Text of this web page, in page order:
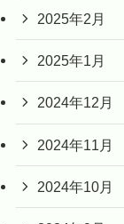
2025年2月
2025年1月
2024年12月
2024年11月
2024年10月